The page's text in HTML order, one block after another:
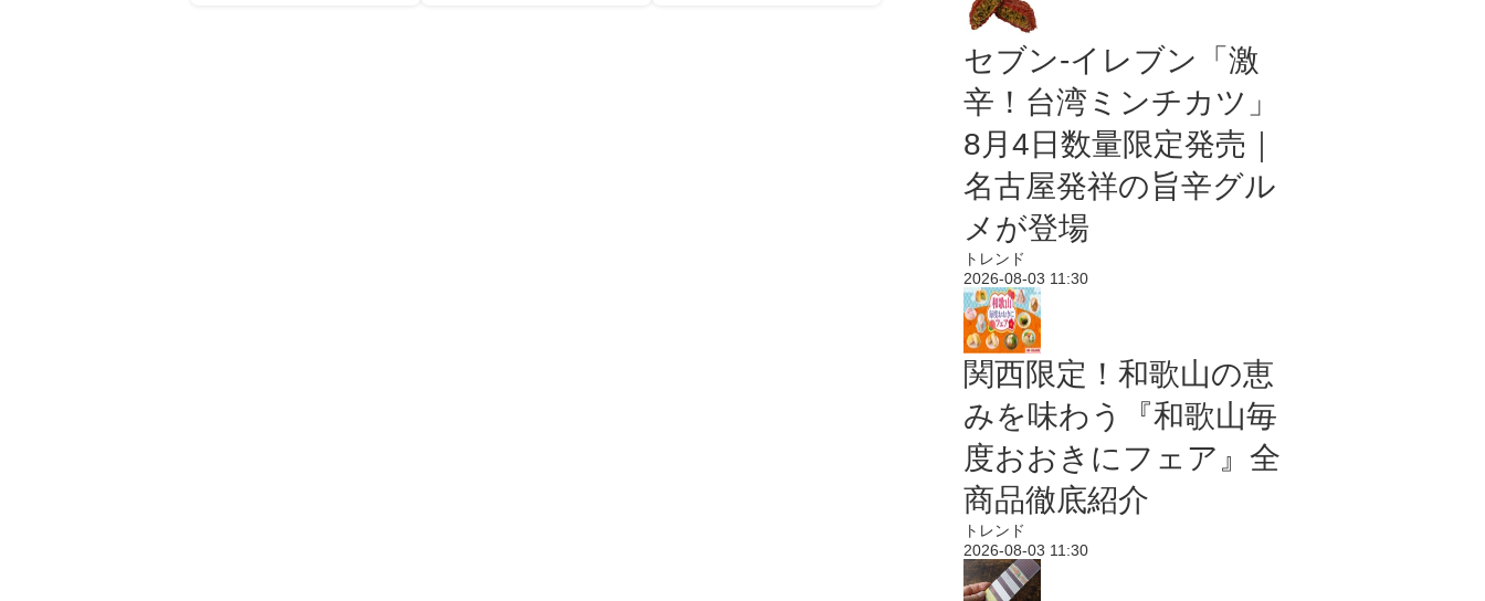
セブン-イレブン「激
辛！台湾ミンチカツ」
8月4日数量限定発売｜
名古屋発祥の旨辛グル
メが登場
トレンド
2026-08-03 11:30
関西限定！和歌山の恵
みを味わう『和歌山毎
度おおきにフェア』全
商品徹底紹介
トレンド
2026-08-03 11:30